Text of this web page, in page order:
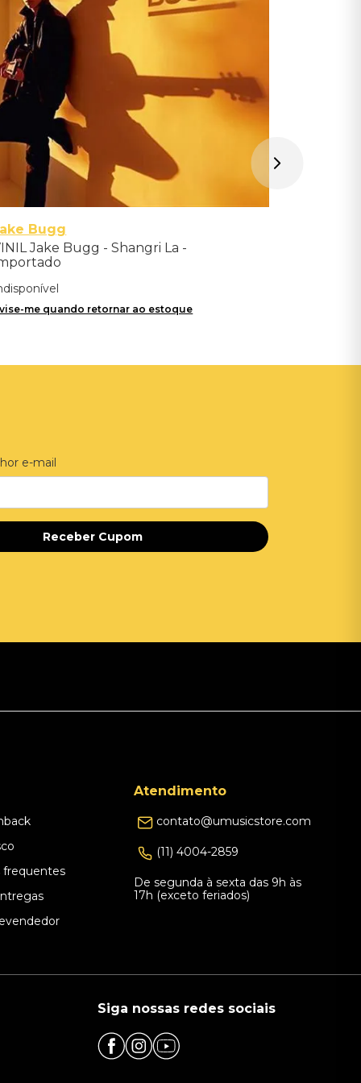
Bugg
Jake Bugg - Shangri La -
me quando retornar ao estoque
e-mail
Receber Cupom
frequentes
Atendimento
contato@umusicstore.com
(11) 4004-2859
De segunda à sexta das 9h às
17h (exceto feriados)
Siga nossas redes sociais